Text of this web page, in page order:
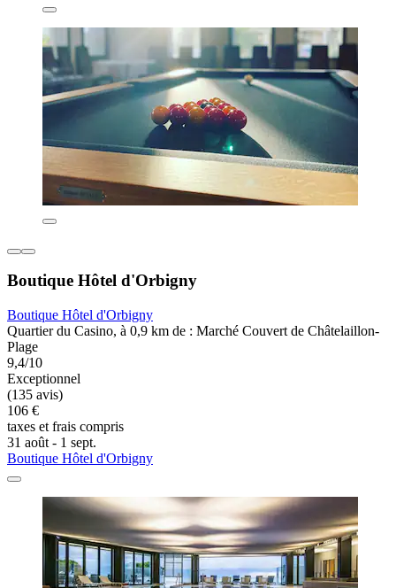
Boutique Hôtel d'Orbigny
Boutique Hôtel d'Orbigny
Quartier du Casino, à 0,9 km de : Marché Couvert de Châtelaillon-
Plage
9,4/10
Exceptionnel
(135 avis)
106 €
taxes et frais compris
31 août - 1 sept.
Boutique Hôtel d'Orbigny